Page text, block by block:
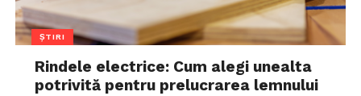
ȘTIRI
Rindele electrice: Cum alegi unealta
potrivită pentru prelucrarea lemnului